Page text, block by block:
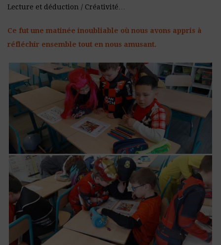
Lecture et déduction / Créativité…
Ce fut une matinée inoubliable où nous avons appris à
réfléchir ensemble tout en nous amusant.